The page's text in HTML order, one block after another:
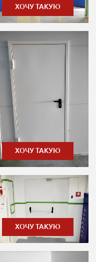
ХОЧУ ТАКУЮ
ХОЧУ ТАКУЮ
ХОЧУ ТАКУЮ